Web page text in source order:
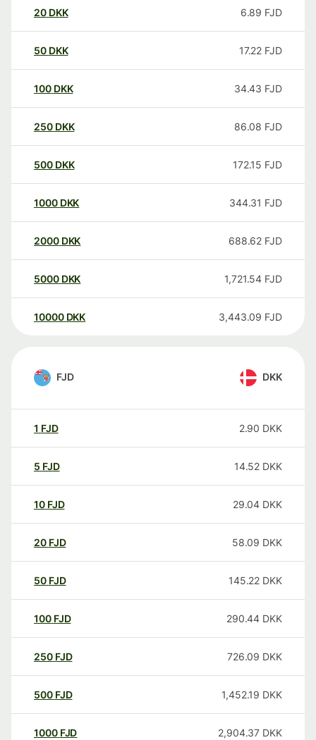
20 DKK 6.89 FJD
50 DKK 17.22 FJD
100 DKK 34.43 FJD
250 DKK 86.08 FJD
500 DKK 172.15 FJD
1000 DKK 344.31 FJD
2000 DKK 688.62 FJD
5000 DKK 1,721.54 FJD
10000 DKK 3,443.09 FJD
FJD DKK
1 FJD 2.90 DKK
5 FJD 14.52 DKK
10 FJD 29.04 DKK
20 FJD 58.09 DKK
50 FJD 145.22 DKK
100 FJD 290.44 DKK
250 FJD 726.09 DKK
500 FJD 1,452.19 DKK
1000 FJD 2,904.37 DKK